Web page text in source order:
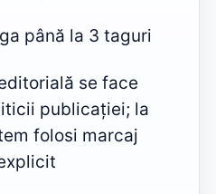
până la 3 taguri
se face
publicației; la
folosi marcaj